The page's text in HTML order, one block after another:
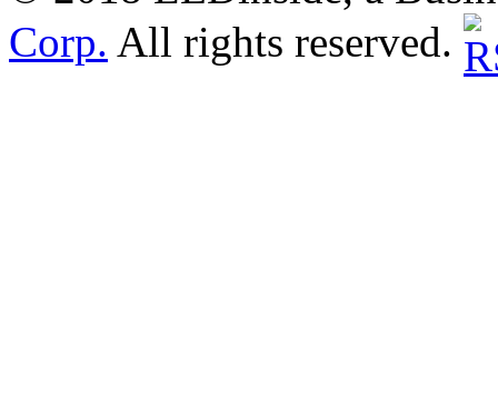
Corp. All rights reserved.